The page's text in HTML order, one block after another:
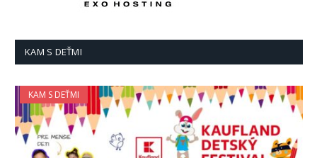
KAM S DEŤMI
KAM S DEŤMI